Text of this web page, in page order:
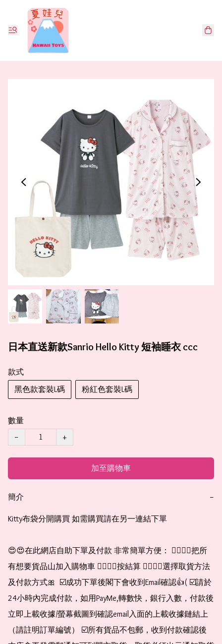
日本直送新款Sanrio Hello Kitty 短袖睡衣 ccc
款式
黑色款套裝L碼
粉紅色套裝L碼
數量
−
+
加至購物車
簡介 −
Kitty布袋分開購買 如需購買請在另一連結下單
😍😍在此網店自助下單及付款 非常簡單方便： 👉🏻👉🏻把所
有想要貨品山加入購物車 👉🏻👉🏻按結算 👉🏻👉🏻選擇取貨方法
及付款方式🎀  ☑️成功下單後閣下會收到Email確認👍( ☑️請於
24小時內完成付款，如用PayMe,轉數快，銀行入數，付款後
立即上載收據/螢幕截圖到確認email入面的上載收據鏈結上
（請註明訂單編號） ☑️所有貨品不包郵，收到付款確認後